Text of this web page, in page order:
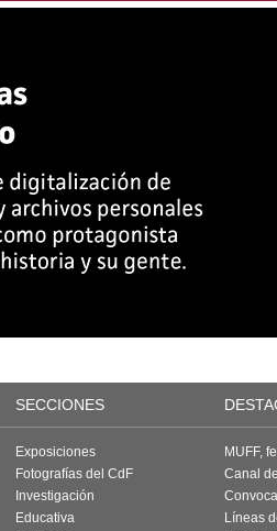
SECCIONES
Exposiciones
Fotografías del CdF
Investigación
Educativa
MUFF,
Canal
Líneas